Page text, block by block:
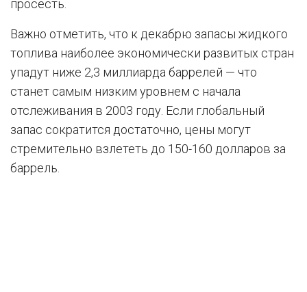
просесть.
Важно отметить, что к декабрю запасы жидкого
топлива наиболее экономически развитых стран
упадут ниже 2,3 миллиарда баррелей — что
станет самым низким уровнем с начала
отслеживания в 2003 году. Если глобальный
запас сократится достаточно, цены могут
стремительно взлететь до 150-160 долларов за
баррель.